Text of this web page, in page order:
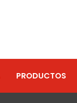
PRODUCTOS